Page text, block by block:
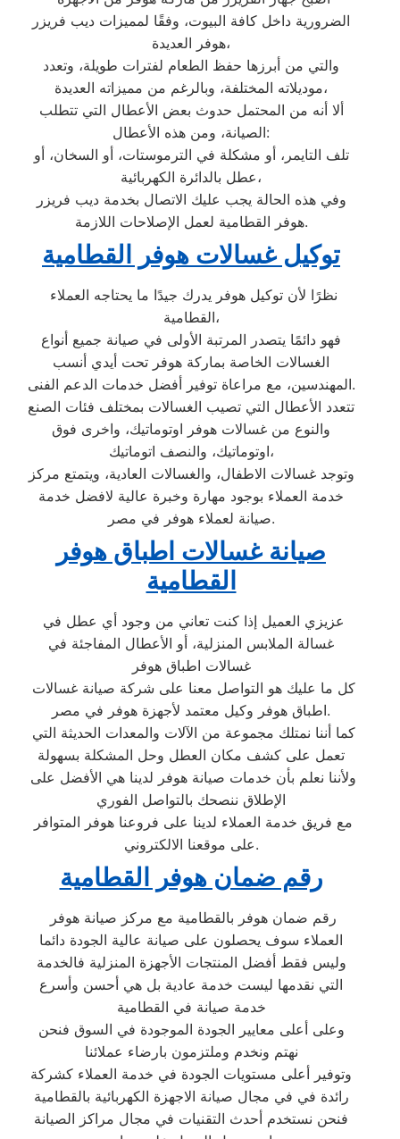
الضرورية داخل كافة البيوت، وفقًا لمميزات ديب فريزر
هوفر العديدة،
والتي من أبرزها حفظ الطعام لفترات طويلة، وتعدد
موديلاته المختلفة، وبالرغم من مميزاته العديدة،
ألا أنه من المحتمل حدوث بعض الأعطال التي تتطلب
الصيانة، ومن هذه الأعطال:
تلف التايمر، أو مشكلة في الترموستات، أو السخان، أو
عطل بالدائرة الكهربائية،
وفي هذه الحالة يجب عليك الاتصال بخدمة ديب فريزر
هوفر القطامية لعمل الإصلاحات اللازمة.
توكيل غسالات هوفر القطامية
القطامية،
فهو دائمًا يتصدر المرتبة الأولى في صيانة جميع أنواع
الغسالات الخاصة بماركة هوفر تحت أيدي أنسب
المهندسين، مع مراعاة توفير أفضل خدمات الدعم الفنى.
تتعدد الأعطال التي تصيب الغسالات بمختلف فئات الصنع
والنوع من غسالات هوفر اوتوماتيك، واخرى فوق
اوتوماتيك، والنصف اتوماتيك،
وتوجد غسالات الاطفال، والغسالات العادية، ويتمتع مركز
خدمة العملاء بوجود مهارة وخبرة عالية لافضل خدمة
صيانة لعملاء هوفر في مصر.
صيانة غسالات اطباق هوفر
القطامية
غسالة الملابس المنزلية، أو الأعطال المفاجئة في
غسالات اطباق هوفر
اطباق هوفر وكيل معتمد لأجهزة هوفر في مصر.
تعمل على كشف مكان العطل وحل المشكلة بسهولة
الإطلاق ننصحك بالتواصل الفوري
على موقعنا الالكتروني.
رقم ضمان هوفر القطامية
العملاء سوف يحصلون على صيانة عالية الجودة دائما
وليس فقط أفضل المنتجات الأجهزة المنزلية فالخدمة
التي نقدمها ليست خدمة عادية بل هي أحسن وأسرع
خدمة صيانة في القطامية
وعلى أعلى معايير الجودة الموجودة في السوق فنحن
نهتم ونخدم وملتزمون بارضاء عملائنا
وتوفير أعلى مستويات الجودة في خدمة العملاء كشركة
رائدة في في مجال صيانة الاجهزة الكهربائية بالقطامية
فنحن نستخدم أحدث التقنيات في مجال مراكز الصيانة